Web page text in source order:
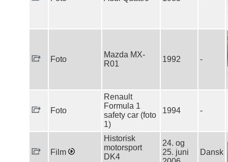
Foto
Mazda MX-
R01
1992
-
Foto
Renault
Formula 1
safety car (foto
1)
1994 -
Film
Historisk
motorsport
DK4
24. og
25. juni
Dansk